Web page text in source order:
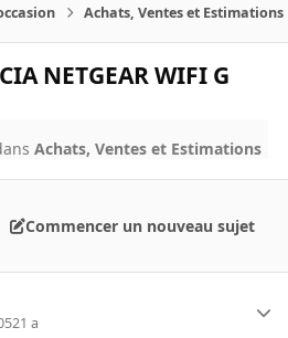
Achats, Ventes et Estimations
NETGEAR WIFI G
Achats, Ventes et Estimations
Commencer un nouveau sujet
21 a